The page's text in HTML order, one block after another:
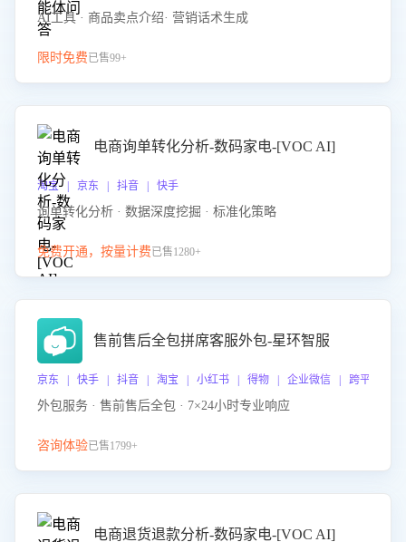
AI工具 · 商品卖点介绍· 营销话术生成
限时免费已售99+
电商询单转化分析-数码家电-[VOC AI]
淘宝 | 京东 | 抖音 | 快手
询单转化分析 · 数据深度挖掘 · 标准化策略
免费开通，按量计费已售1280+
售前售后全包拼席客服外包-星环智服
京东 | 快手 | 抖音 | 淘宝 | 小红书 | 得物 | 企业微信 | 跨平台
外包服务 · 售前售后全包 · 7×24小时专业响应
咨询体验已售1799+
电商退货退款分析-数码家电-[VOC AI]